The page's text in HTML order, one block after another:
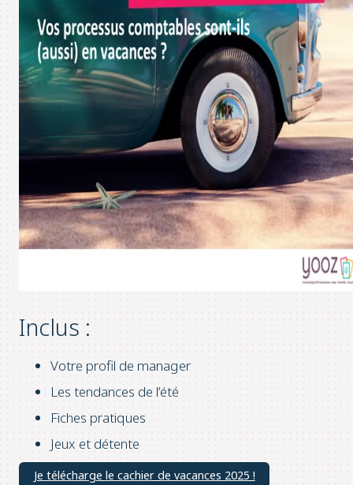
Inclus :
Votre profil de manager
Les tendances de l’été
Fiches pratiques
Jeux et détente
Je télécharge le cachier de vacances 2025 !